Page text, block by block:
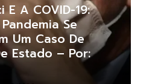
A COVID-19:
Se
Um Caso De
Estado – Por: